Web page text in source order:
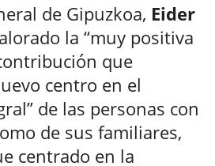
de Gipuzkoa, Eider
la “muy positiva
que
centro en el
de las personas con
de sus familiares,
centrado en la